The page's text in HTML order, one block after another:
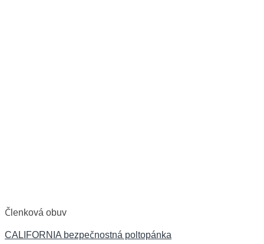
Členková obuv
CALIFORNIA bezpečnostná poltopánka